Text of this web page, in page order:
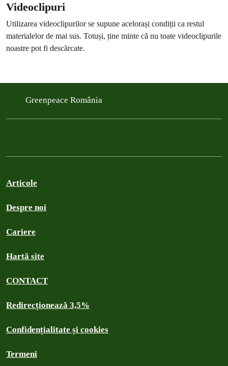
Videoclipuri
Utilizarea videoclipurilor se supune acelorași condiții ca restul
materialelor de mai sus. Totuși, ține minte că nu toate videoclipurile
noastre pot fi descărcate.
Greenpeace România
Articole
Despre noi
Cariere
Hartă site
CONTACT
Redirecționează 3,5%
Confidențialitate și cookies
Termeni